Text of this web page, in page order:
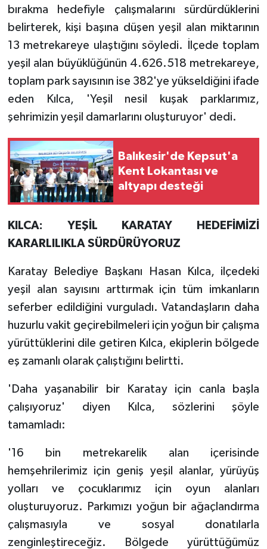
bırakma hedefiyle çalışmalarını sürdürdüklerini
belirterek, kişi başına düşen yeşil alan miktarının
13 metrekareye ulaştığını söyledi. İlçede toplam
yeşil alan büyüklüğünün 4.626.518 metrekareye,
toplam park sayısının ise 382'ye yükseldiğini ifade
eden Kılca, 'Yeşil nesil kuşak parklarımız,
şehrimizin yeşil damarlarını oluşturuyor' dedi.
Balıkesir'de Kepsut'a
Kent Lokantası ve
altyapı desteği
KILCA: YEŞİL KARATAY HEDEFİMİZİ
KARARLILIKLA SÜRDÜRÜYORUZ
Karatay Belediye Başkanı Hasan Kılca, ilçedeki
yeşil alan sayısını arttırmak için tüm imkanların
seferber edildiğini vurguladı. Vatandaşların daha
huzurlu vakit geçirebilmeleri için yoğun bir çalışma
yürüttüklerini dile getiren Kılca, ekiplerin bölgede
eş zamanlı olarak çalıştığını belirtti.
'Daha yaşanabilir bir Karatay için canla başla
çalışıyoruz' diyen Kılca, sözlerini şöyle
tamamladı:
'16 bin metrekarelik alan içerisinde
hemşehrilerimiz için geniş yeşil alanlar, yürüyüş
yolları ve çocuklarımız için oyun alanları
oluşturuyoruz. Parkımızı yoğun bir ağaçlandırma
çalışmasıyla ve sosyal donatılarla
zenginleştireceğiz. Bölgede yürüttüğümüz